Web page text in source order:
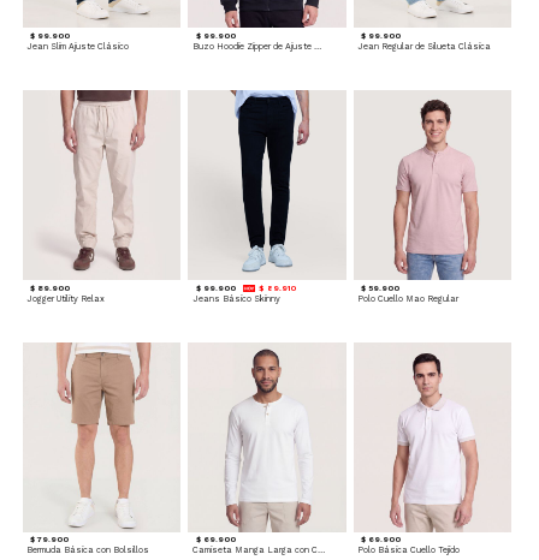
$ 99.900
Jean Slim Ajuste Clásico
$ 99.900
Buzo Hoodie Zipper de Ajuste Cómodo
$ 99.900
Jean Regular de Silueta Clásica
$ 89.900
Jogger Utility Relax
$ 99.900 $ 89.910
Jeans Básico Skinny
$ 59.900
Polo Cuello Mao Regular
$ 79.900
Bermuda Básica con Bolsillos
$ 69.900
Camiseta Manga Larga con Cuello Henley
$ 69.900
Polo Básica Cuello Tejido